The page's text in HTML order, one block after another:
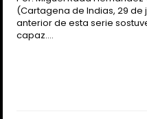
(Cartagena de Indias, 29 de
anterior de esta serie
capaz.…